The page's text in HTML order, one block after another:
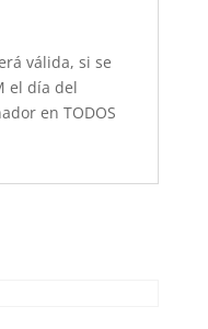
válida, si se
el día del
en TODOS